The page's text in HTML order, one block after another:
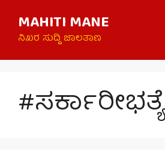
content
MAHITI MANE
ನಿಖರ ಸುದ್ದಿ ಜಾಲತಾಣ
#ಸರ್ಕಾರೀಭತ್ಯೆ